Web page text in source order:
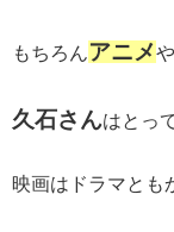
もちろんアニメや
久石さんはとっ
映画はドラマとも